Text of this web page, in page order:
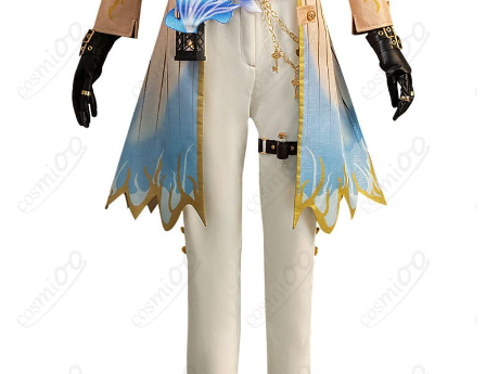
ー）はサバイバー陣営。軍で鍛えた機動力を生かし、救助・チェ
イスに秀でる救助型キャラクターとして高い人気を持つ。
キャラクター設定
：元軍人の傭兵。過酷な任務の中で鍛えられた
冷静な判断力と高い身体能力を持つ。実戦で培った機動力を象徴
する肘あて（エルボーパッド）を装備し、一直線の高速ダッシュ
で地形を活かしたチェイスや危機一髪の救助を得意とする。寡黙
で責任感が強く、仲間を見捨てない硬派な性格。コスチュームの
基本構成は頭巾・スカーフ・タクティカルベルト（弾帯）・グロ
ーブ・上衣とパンツ・肘あて／膝あて・ブーツなど。